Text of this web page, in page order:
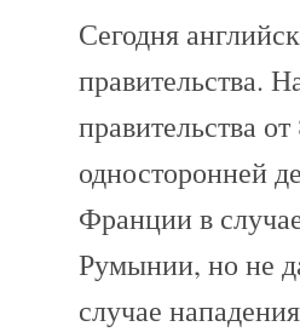
Сегодня
правительства.
правительства
односторонней
Франции в
Румынии, но не
случае